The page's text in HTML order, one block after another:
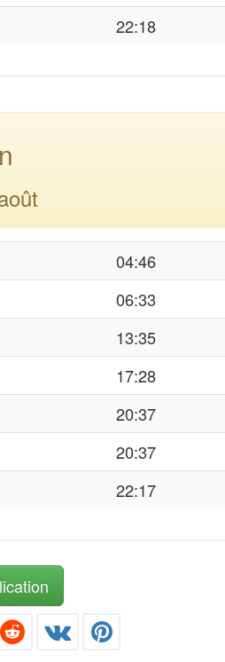
22:18
04:46
06:33
13:35
17:28
20:37
20:37
22:17